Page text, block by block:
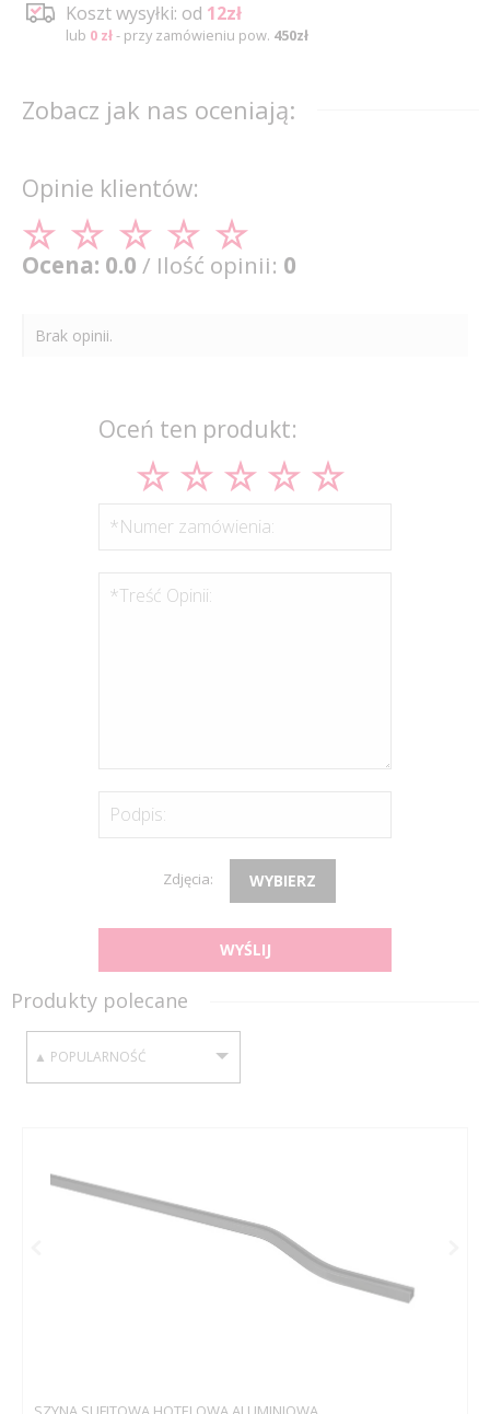
Koszt wysyłki: od 12zł
lub 0 zł- przy zamówieniu pow. 450zł
Zobacz jak nas oceniają:
Opinie klientów:
Ocena: 0.0 / Ilość opinii: 0
Brak opinii.
Oceń ten produkt:
*Numer zamówienia:
*Treść Opinii:
Podpis:
Zdjęcia: WYBIERZ
WYŚLIJ
Produkty polecane
SORTUJ WEDŁUG: